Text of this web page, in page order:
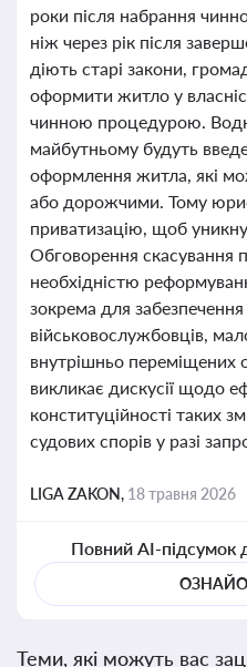
роки після набрання
ніж через рік після
діють старі закони,
оформити житло у
чинною процедурою.
майбутньому будуть
оформлення житла, які
або дорожчими. Тому
приватизацію, щоб
Обговорення скасування
необхідністю
зокрема для
військовослужбовців,
внутрішньо переміщених
викликає дискусії щодо
конституційності таких
судових спорів у разі
LIGA ZAKON, 18 травня 2026
Повний AI-підсумок
Теми, які можуть вас